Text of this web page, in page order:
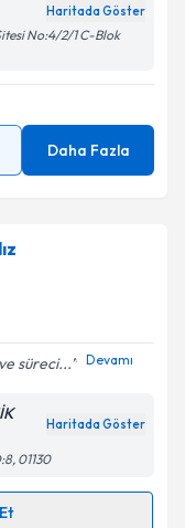
Haritada Göster
No:4/2/1 C-Blok
Daha Fazla
süreci... Devamı
Haritada Göster
01130